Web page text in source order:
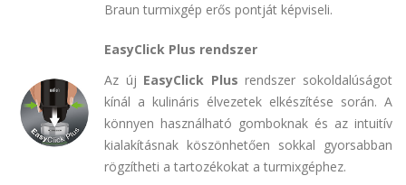
Braun turmixgép erős pontját képviseli.
EasyClick Plus rendszer
Az új EasyClick Plus rendszer sokoldalúságot
kínál a kulináris élvezetek elkészítése során. A
könnyen használható gomboknak és az intuitív
kialakításnak köszönhetően sokkal gyorsabban
rögzítheti a tartozékokat a turmixgéphez.